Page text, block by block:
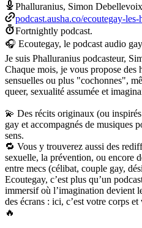
Phalluranius, Simon
podcast.ausha.co/ecoutegay-
Fortnightly podcast.
🎧 Ecoutegay, le podcast audio
Je suis Phalluranius podcasteur,
Chaque mois, je vous propose des
sensuelles ou plus "cochonnes",
queer, sexualité assumée et
💫 Des récits originaux (ou
gay et accompagnés de musiques
sens.
🔁 Vous y trouverez aussi des
sexuelle, la prévention, ou encore
entre mecs (célibat, couple gay,
Ecoutegay, c’est plus qu’un
immersif où l’imagination devient
des écrans : ici, c’est votre corps
🔥